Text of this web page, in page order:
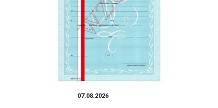
07.08.2026